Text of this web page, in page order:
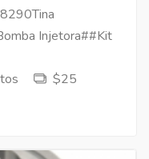
Injetora##Kit
$25